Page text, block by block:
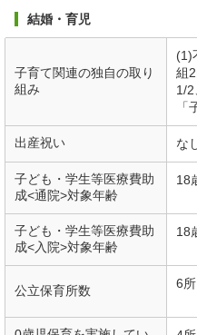
結婚・育児
子育て関連の独自の取り
組み
(1)
組
1/
出産祝い な
子ども・学生等医療費助
成<通院>対象年齢
18
子ども・学生等医療費助
成<入院>対象年齢
18
公立保育所数 6所